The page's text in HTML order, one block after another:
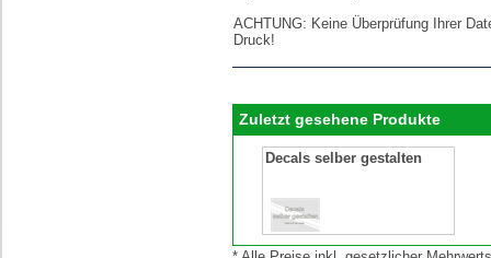
ACHTUNG: Keine Überprüfung Ihrer
Druck!
Zuletzt gesehene Produkte
Decals selber gestalten